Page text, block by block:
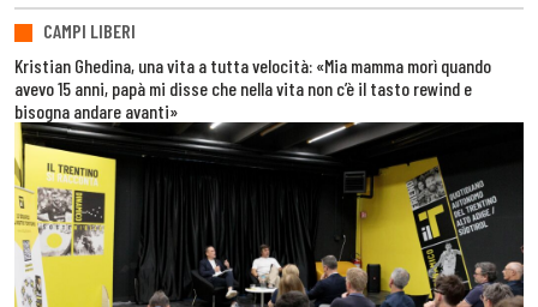
CAMPI LIBERI
Kristian Ghedina, una vita a tutta velocità: «Mia mamma morì quando
avevo 15 anni, papà mi disse che nella vita non c’è il tasto rewind e
bisogna andare avanti»